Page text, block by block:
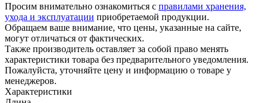
Просим внимательно ознакомиться с правилами хранения,
ухода и эксплуатации приобретаемой продукции.
Обращаем ваше внимание, что цены, указанные на сайте,
могут отличаться от фактических.
Также производитель оставляет за собой право менять
характеристики товара без предварительного уведомления.
Пожалуйста, уточняйте цену и информацию о товаре у
менеджеров.
Характеристики